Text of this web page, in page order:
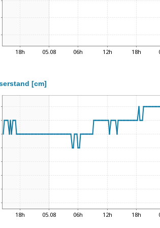
[cm]